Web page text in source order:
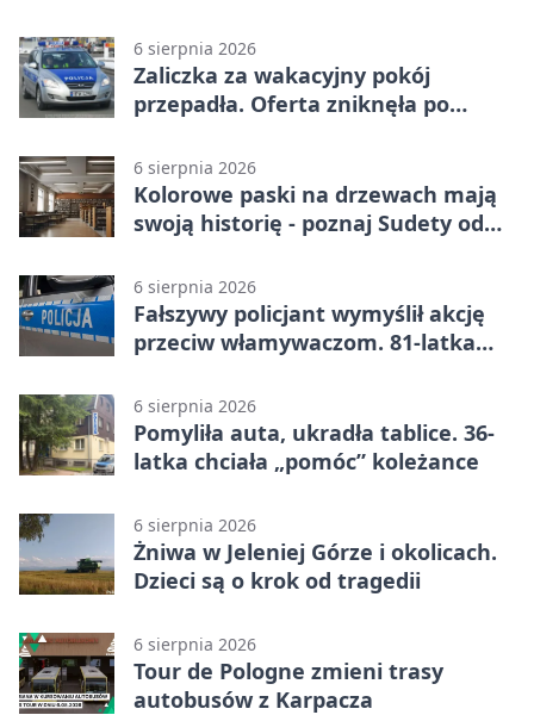
6 sierpnia 2026
Zaliczka za wakacyjny pokój
przepadła. Oferta zniknęła po
6 sierpnia 2026
Kolorowe paski na drzewach mają
swoją historię - poznaj Sudety od
6 sierpnia 2026
Fałszywy policjant wymyślił akcję
przeciw włamywaczom. 81-latka
6 sierpnia 2026
Pomyliła auta, ukradła tablice. 36-
latka chciała „pomóc” koleżance
6 sierpnia 2026
Żniwa w Jeleniej Górze i okolicach.
Dzieci są o krok od tragedii
6 sierpnia 2026
Tour de Pologne zmieni trasy
autobusów z Karpacza